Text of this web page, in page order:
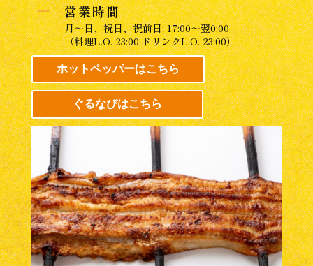
K 営業時間
月～日、祝日、祝前日: 17:00～翌0:00
（料理L.O. 23:00 ドリンクL.O. 23:00）
ホットペッパーはこちら
ぐるなびはこちら